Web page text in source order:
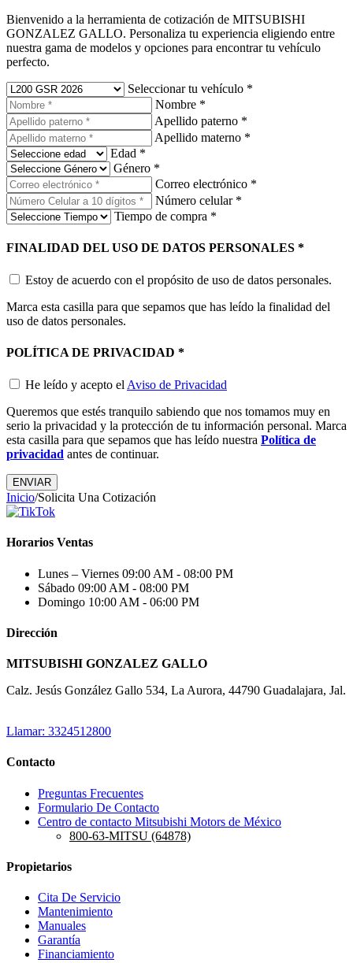
Bienvenido a la herramienta de cotización de MITSUBISHI
GONZALEZ GALLO. Personaliza tu experiencia eligiendo entre
nuestra gama de modelos y opciones para encontrar tu vehículo
perfecto.
Seleccionar tu vehículo *
Nombre *
Apellido paterno *
Apellido materno *
Edad *
Género *
Correo electrónico *
Número celular *
Tiempo de compra *
FINALIDAD DEL USO DE DATOS PERSONALES *
Estoy de acuerdo con el propósito de uso de datos personales.
Marca esta casilla para que sepamos que has leído la finalidad del
uso de datos personales.
POLÍTICA DE PRIVACIDAD *
He leído y acepto el Aviso de Privacidad
Queremos que estés tranquilo sabiendo que nos tomamos muy en
serio la privacidad y la protección de tu información personal. Marca
esta casilla para que sepamos que has leído nuestra Política de
privacidad antes de continuar.
Inicio/Solicita Una Cotización
Horarios Ventas
Lunes – Viernes 09:00 AM - 08:00 PM
Sábado 09:00 AM - 08:00 PM
Domingo 10:00 AM - 06:00 PM
Dirección
MITSUBISHI GONZALEZ GALLO
Calz. Jesús González Gallo 534, La Aurora, 44790 Guadalajara, Jal.
Llamar: 3324512800
Contacto
Preguntas Frecuentes
Formulario De Contacto
Centro de contacto Mitsubishi Motors de México
800-63-MITSU (64878)
Propietarios
Cita De Servicio
Mantenimiento
Manuales
Garantía
Financiamiento